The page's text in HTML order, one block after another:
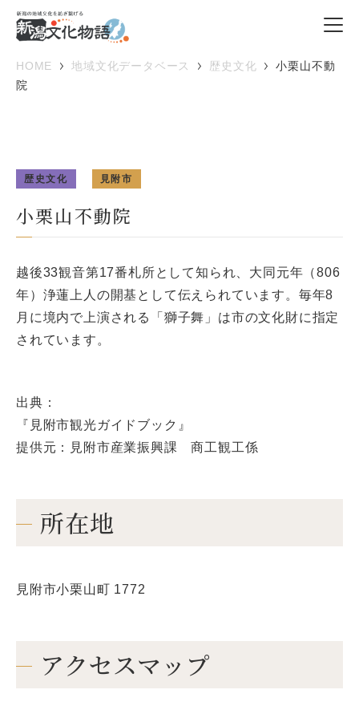
HOME 地域文化データベース 歴史文化
小栗山不動
院
歴史文化 見附市
小栗山不動院
越後33観音第17番札所として知られ、大同元年（806
年）浄蓮上人の開基として伝えられています。毎年8
月に境内で上演される「獅子舞」は市の文化財に指定
されています。
出典：
『見附市観光ガイドブック』
提供元：見附市産業振興課 商工観工係
所在地
見附市小栗山町 1772
アクセスマップ